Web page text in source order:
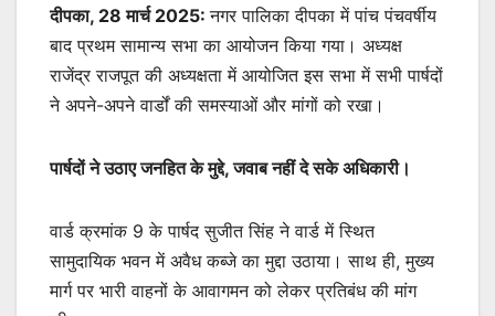
दीपका, 28 मार्च 2025:नगर पालिका दीपका में पांच पंचवर्षीय
बाद प्रथम सामान्य सभा का आयोजन किया गया। अध्यक्ष
राजेंद्र राजपूत की अध्यक्षता में आयोजित इस सभा में सभी पार्षदों
ने अपने-अपने वार्डों की समस्याओं और मांगों को रखा।
पार्षदों ने उठाए जनहित के मुद्दे, जवाब नहीं दे सके अधिकारी।
वार्ड क्रमांक 9 के पार्षद सुजीत सिंह ने वार्ड में स्थित
सामुदायिक भवन में अवैध कब्जे का मुद्दा उठाया। साथ ही, मुख्य
मार्ग पर भारी वाहनों के आवागमन को लेकर प्रतिबंध की मांग